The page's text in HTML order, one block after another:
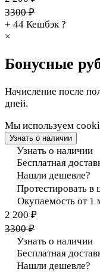
3300 ₽
+ 44 Кешбэк ?
×
Бонусные
Начисление после
дней.
Мы используем
Узнать о наличии
Узнать о наличии
Бесплатная
Нашли дешевле?
Протестировать в
Окупаемость от 1
2 200 ₽
3300 ₽
Узнать о наличии
Бесплатная
Нашли дешевле?